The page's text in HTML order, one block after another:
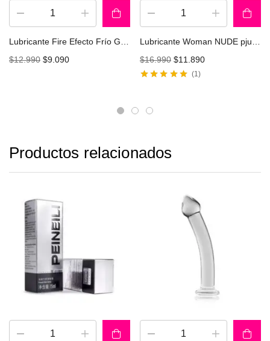
$12.990 $9.090
$16.990 $11.890
1
Productos relacionados